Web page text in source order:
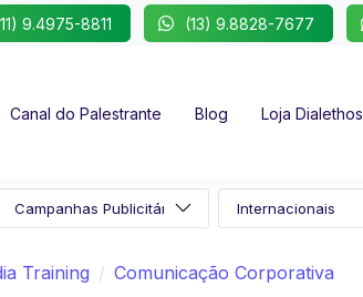
9.4975-8811 (13) 9.8828-7677
Canal do Palestrante Blog
Loja Dialethos
Training
Comunicação Corporativa